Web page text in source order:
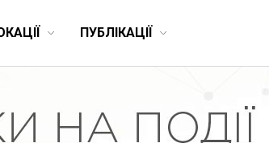
ПУБЛІКАЦІЇ